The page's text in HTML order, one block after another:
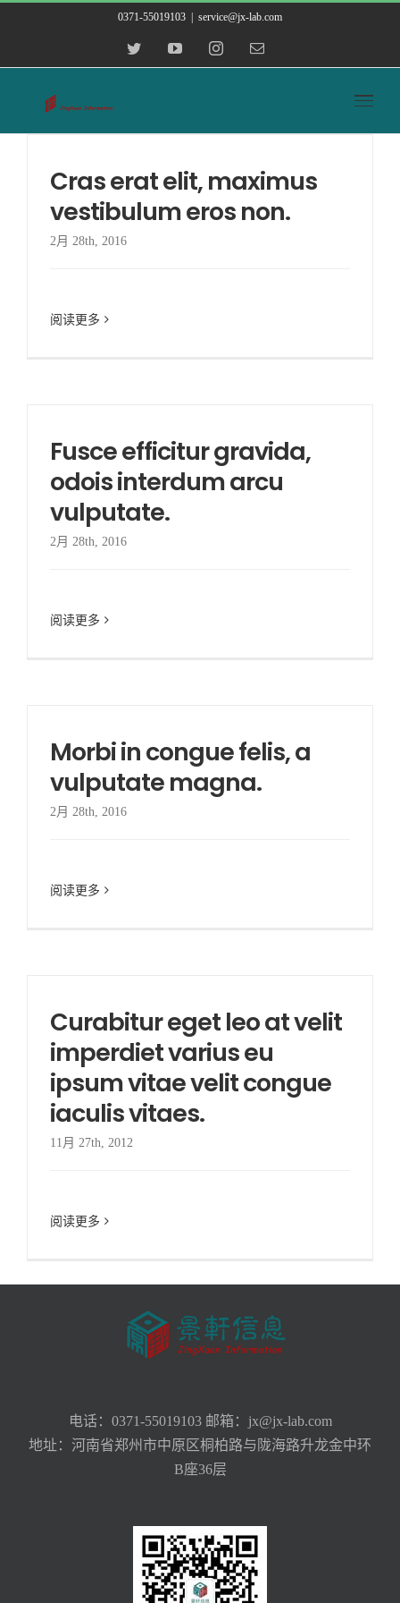
内
0371-55019103 service@jx-lab.com
TwitterYouTubeInstagramEmail
Cras erat elit, maximus
vestibulum eros non.
2月 28th, 2016
阅读更多
Fusce efficitur gravida,
odois interdum arcu
vulputate.
2月 28th, 2016
阅读更多
Morbi in congue felis, a
vulputate magna.
2月 28th, 2016
阅读更多
Curabitur eget leo at velit
imperdiet varius eu
ipsum vitae velit congue
iaculis vitaes.
11月 27th, 2012
阅读更多
电话：0371-55019103 邮箱：jx@jx-lab.com
地址：河南省郑州市中原区桐柏路与陇海路升龙金中环
B座36层